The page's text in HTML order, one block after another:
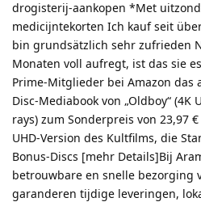
drogisterij-aankopen *Met
medicijntekorten Ich kauf seit
bin grundsätzlich sehr zufrieden
Monaten voll aufregt, ist das sie
Prime-Mitglieder bei Amazon das
Disc-Mediabook von „Oldboy“ (4K
rays) zum Sonderpreis von 23,97
UHD-Version des Kultfilms, die
Bonus-Discs [mehr Details]Bij
betrouwbare en snelle bezorging
garanderen tijdige leveringen,